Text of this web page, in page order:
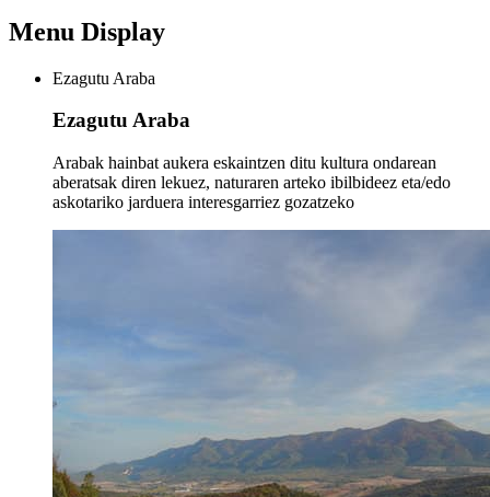
Menu Display
Ezagutu Araba
Ezagutu Araba
Arabak hainbat aukera eskaintzen ditu kultura ondarean
aberatsak diren lekuez, naturaren arteko ibilbideez eta/edo
askotariko jarduera interesgarriez gozatzeko